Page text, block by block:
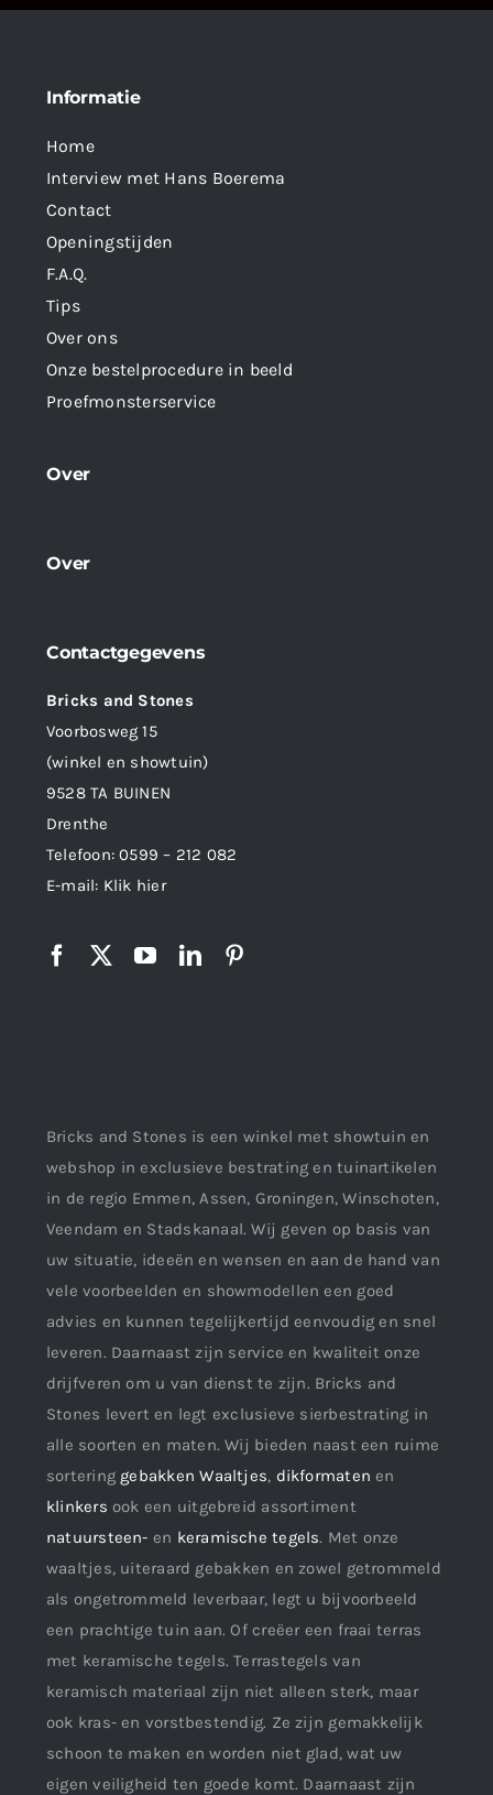
Informatie
Home
Interview met Hans Boerema
Contact
Openingstijden
F.A.Q.
Tips
Over ons
Onze bestelprocedure in beeld
Proefmonsterservice
Over
Over
Contactgegevens
Bricks and Stones
Voorbosweg 15
(winkel en showtuin)
9528 TA BUINEN
Drenthe
Telefoon:0599 – 212 082
E-mail: Klik hier
Bricks and Stones is een winkel met showtuin en
webshop in exclusieve bestrating en tuinartikelen
in de regio Emmen, Assen, Groningen, Winschoten,
Veendam en Stadskanaal. Wij geven op basis van
uw situatie, ideeën en wensen en aan de hand van
vele voorbeelden en showmodellen een goed
advies en kunnen tegelijkertijd eenvoudig en snel
leveren. Daarnaast zijn service en kwaliteit onze
drijfveren om u van dienst te zijn. Bricks and
Stones levert en legt exclusieve sierbestrating in
alle soorten en maten. Wij bieden naast een ruime
sortering gebakken Waaltjes, dikformaten en
klinkers ook een uitgebreid assortiment
natuursteen- en keramische tegels. Met onze
waaltjes, uiteraard gebakken en zowel getrommeld
als ongetrommeld leverbaar, legt u bijvoorbeeld
een prachtige tuin aan. Of creëer een fraai terras
met keramische tegels. Terrastegels van
keramisch materiaal zijn niet alleen sterk, maar
ook kras- en vorstbestendig. Ze zijn gemakkelijk
schoon te maken en worden niet glad, wat uw
eigen veiligheid ten goede komt. Daarnaast zijn